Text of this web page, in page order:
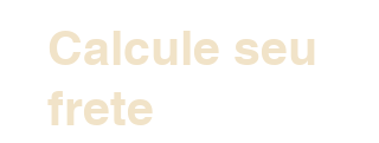
Calcule seu
frete